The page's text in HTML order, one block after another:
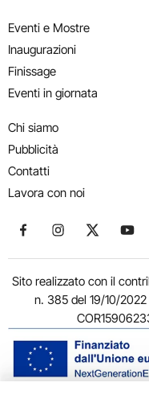
Eventi e Mostre
Inaugurazioni
Finissage
Eventi in giornata
Chi siamo
Pubblicità
Contatti
Lavora con noi
Seguici su Facebook
Seguici su
Seguici
Sito realizzato con il
n. 385 del 19/10/